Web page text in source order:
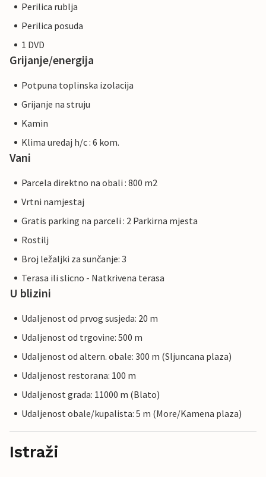
Perilica rublja
Perilica posuda
1 DVD
Grijanje/energija
Potpuna toplinska izolacija
Grijanje na struju
Kamin
Klima uredaj h/c : 6 kom.
Vani
Parcela direktno na obali : 800 m2
Vrtni namjestaj
Gratis parking na parceli : 2 Parkirna mjesta
Rostilj
Broj ležaljki za sunčanje: 3
Terasa ili slicno - Natkrivena terasa
U blizini
Udaljenost od prvog susjeda: 20 m
Udaljenost od trgovine: 500 m
Udaljenost od altern. obale: 300 m (Sljuncana plaza)
Udaljenost restorana: 100 m
Udaljenost grada: 11000 m (Blato)
Udaljenost obale/kupalista: 5 m (More/Kamena plaza)
Istraži